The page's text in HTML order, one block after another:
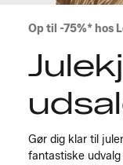
Op til -75%* hos
Gør dig klar til
fantastiske